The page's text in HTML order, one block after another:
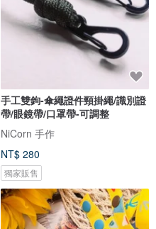
手工雙鉤-傘繩證件頸掛繩/識別證
帶/眼鏡帶/口罩帶-可調整
NiCorn 手作
NT$ 280
獨家販售